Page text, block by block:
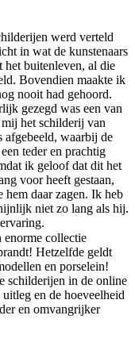
werd verteld
in wat de kunstenaars
het buitenleven, al die
Bovendien maakte ik
nooit had gehoord.
gezegd was een van
het schilderij van
afgebeeld, waarbij de
teder en prachtig
ik geloof dat dit het
voor heeft gestaan,
hem daar zagen. Ik heb
niet zo lang als hij.
enorme collectie
Hetzelfde geldt
en porselein!
schilderijen in de online
en de hoeveelheid
en omvangrijker